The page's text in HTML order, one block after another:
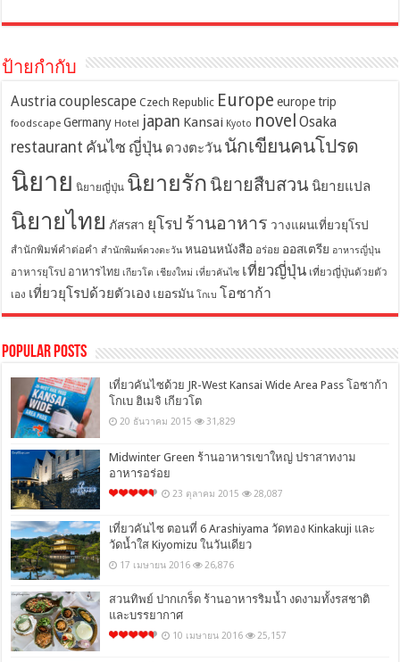
ป้ายกำกับ
Austriacouplescape Czech Republic Europe europe trip
foodscape Germany Hotel japan Kansai Kyoto novel Osaka
restaurant คันไซ ญี่ปุ่น ดวงตะวัน นักเขียนคนโปรด
นิยาย นิยายญี่ปุ่น นิยายรัก นิยายสืบสวน นิยายแปล
นิยายไทย ภัสรสา ยุโรป ร้านอาหาร วางแผนเที่ยวยุโรป
สำนักพิมพ์คำต่อคำ สำนักพิมพ์ดวงตะวัน หนอนหนังสือ อร่อย ออสเตรีย อาหารญี่ปุ่น
อาหารยุโรป อาหารไทย เกียวโต เชียงใหม่ เที่ยวคันไซ เที่ยวญี่ปุ่น เที่ยวญี่ปุ่นด้วยตัว
เอง เที่ยวยุโรปด้วยตัวเอง เยอรมัน โกเบ โอซาก้า
Popular Posts
เที่ยวคันไซด้วย JR-West Kansai Wide Area Pass โอซาก้า
โกเบ ฮิเมจิ เกียวโต
20 ธันวาคม 2015 31,829
Midwinter Green ร้านอาหารเขาใหญ่ ปราสาทงาม
อาหารอร่อย
23 ตุลาคม 2015 28,087
เที่ยวคันไซ ตอนที่ 6 Arashiyama วัดทอง Kinkakuji และ
วัดน้ำใส Kiyomizu ในวันเดียว
17 เมษายน 2016 26,876
สวนทิพย์ ปากเกร็ด ร้านอาหารริมน้ำ งดงามทั้งรสชาติ
และบรรยากาศ
10 เมษายน 2016 25,157